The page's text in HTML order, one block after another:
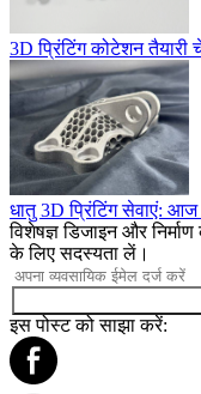
3D प्रिंटिंग कोटेशन तैयारी
धातु 3D प्रिंटिंग सेवाएं:
विशेषज्ञ डिजाइन और
के लिए सदस्यता लें।
इस पोस्ट को साझा करें: